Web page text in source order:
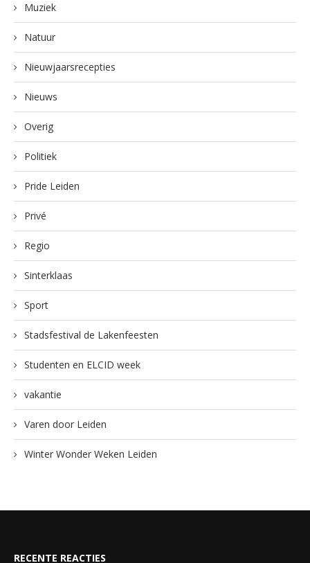
Muziek
Natuur
Nieuwjaarsrecepties
Nieuws
Overig
Politiek
Pride Leiden
Privé
Regio
Sinterklaas
Sport
Stadsfestival de Lakenfeesten
Studenten en ELCID week
vakantie
Varen door Leiden
Winter Wonder Weken Leiden
RECENTE REACTIES